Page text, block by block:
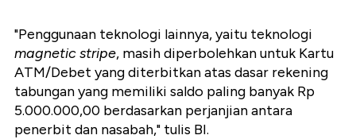
"Penggunaan teknologi lainnya, yaitu teknologi
magnetic stripe, masih diperbolehkan untuk Kartu
ATM/Debet yang diterbitkan atas dasar rekening
tabungan yang memiliki saldo paling banyak Rp
5.000.000,00 berdasarkan perjanjian antara
penerbit dan nasabah," tulis BI.